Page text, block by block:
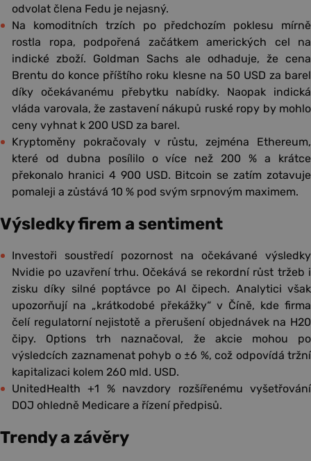
odvolat člena Fedu je nejasný.
Na komoditních trzích po předchozím poklesu mírně
rostla ropa, podpořená začátkem amerických cel na
indické zboží. Goldman Sachs ale odhaduje, že cena
Brentu do konce příštího roku klesne na 50 USD za barel
díky očekávanému přebytku nabídky. Naopak indická
vláda varovala, že zastavení nákupů ruské ropy by mohlo
ceny vyhnat k 200 USD za barel.
Kryptoměny pokračovaly v růstu, zejména Ethereum,
které od dubna posílilo o více než 200 % a krátce
překonalo hranici 4 900 USD. Bitcoin se zatím zotavuje
pomaleji a zůstává 10 % pod svým srpnovým maximem.
Výsledky firem a sentiment
Investoři soustředí pozornost na očekávané výsledky
Nvidie po uzavření trhu. Očekává se rekordní růst tržeb i
zisku díky silné poptávce po AI čipech. Analytici však
upozorňují na „krátkodobé překážky“ v Číně, kde firma
čelí regulatorní nejistotě a přerušení objednávek na H20
čipy. Options trh naznačoval, že akcie mohou po
výsledcích zaznamenat pohyb o ±6 %, což odpovídá tržní
kapitalizaci kolem 260 mld. USD.
UnitedHealth +1 % navzdory rozšířenému vyšetřování
DOJ ohledně Medicare a řízení předpisů.
Trendy a závěry